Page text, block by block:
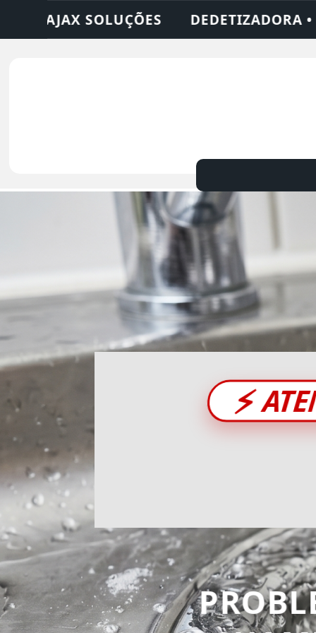
• LIMPEZA DE FOSSA •
⚡